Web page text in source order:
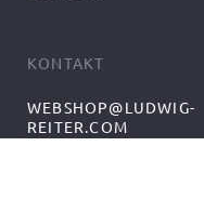
KONTAKT
WEBSHOP@LUDWIG-
REITER.COM